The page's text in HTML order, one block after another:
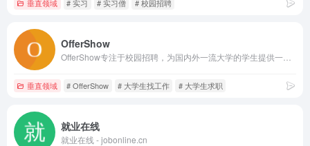
垂直领域 # 实习 # 实习僧 # 校园招聘
OfferShow
垂直领域 # OfferShow # 大学生找工作 # 大学生求职
就业在线
就业在线 - jobonline.cn